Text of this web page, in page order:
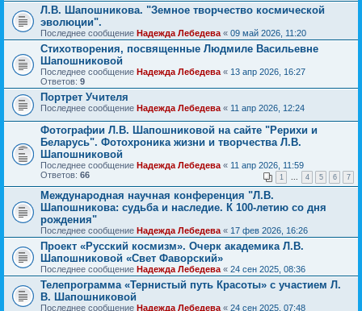
Л.В. Шапошникова. "Земное творчество космической
эволюции".
Последнее сообщение Надежда Лебедева « 09 май 2026, 11:20
Стихотворения, посвященные Людмиле Васильевне
Шапошниковой
Последнее сообщение Надежда Лебедева « 13 апр 2026, 16:27
Ответов: 9
Портрет Учителя
Последнее сообщение Надежда Лебедева « 11 апр 2026, 12:24
Фотографии Л.В. Шапошниковой на сайте "Рерихи и
Беларусь". Фотохроника жизни и творчества Л.В.
Шапошниковой
Последнее сообщение Надежда Лебедева « 11 апр 2026, 11:59
Ответов: 66 1 4 5 6 7
Международная научная конференция "Л.В.
Шапошникова: судьба и наследие. К 100-летию со дня
рождения"
Последнее сообщение Надежда Лебедева « 17 фев 2026, 16:26
Проект «Русский космизм». Очерк академика Л.В.
Шапошниковой «Свет Фаворский»
Последнее сообщение Надежда Лебедева « 24 сен 2025, 08:36
Телепрограмма «Тернистый путь Красоты» с участием Л.
В. Шапошниковой
Последнее сообщение Надежда Лебедева « 24 сен 2025, 07:48